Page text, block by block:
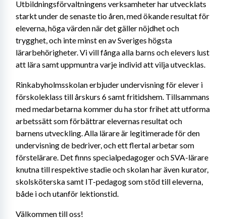
Utbildningsförvaltningens verksamheter har utvecklats
starkt under de senaste tio åren, med ökande resultat för
eleverna, höga värden när det gäller nöjdhet och
trygghet, och inte minst en av Sveriges högsta
lärarbehörigheter. Vi vill fånga alla barns och elevers lust
att lära samt uppmuntra varje individ att vilja utvecklas.
Rinkabyholmsskolan erbjuder undervisning för elever i
förskoleklass till årskurs 6 samt fritidshem. Tillsammans
med medarbetarna kommer du ha stor frihet att utforma
arbetssätt som förbättrar elevernas resultat och
barnens utveckling. Alla lärare är legitimerade för den
undervisning de bedriver, och ett flertal arbetar som
förstelärare. Det finns specialpedagoger och SVA-lärare
knutna till respektive stadie och skolan har även kurator,
skolsköterska samt IT-pedagog som stöd till eleverna,
både i och utanför lektionstid.
Välkommen till oss!